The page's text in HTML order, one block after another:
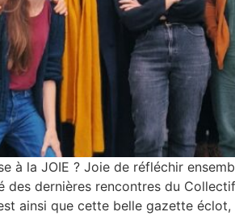
à la JOIE ? Joie de réfléchir
dernières rencontres du
ainsi que cette belle gazette